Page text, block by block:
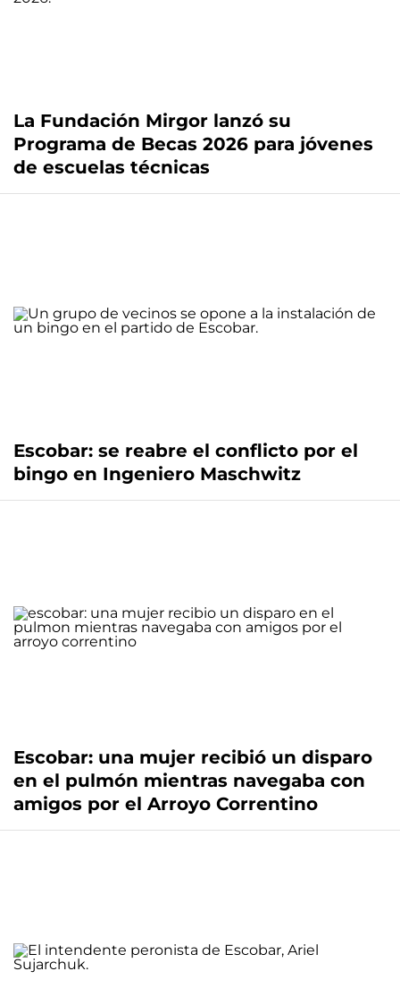
La Fundación Mirgor lanzó su
Programa de Becas 2026 para jóvenes
de escuelas técnicas
Escobar: se reabre el conflicto por el
bingo en Ingeniero Maschwitz
Escobar: una mujer recibió un disparo
en el pulmón mientras navegaba con
amigos por el Arroyo Correntino